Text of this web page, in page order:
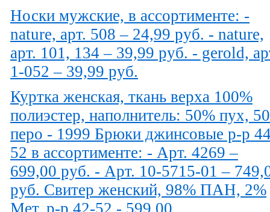
Носки мужские, в ассортименте: -
nature, арт. 508 – 24,99 руб. - nature,
арт. 101, 134 – 39,99 руб. - gerold,
1-052 – 39,99 руб.
Куртка женская, ткань верха 100%
полиэстер, наполнитель: 50% пух,
перо - 1999 Брюки джинсовые р-р
52 в ассортименте: - Арт. 4269 –
699,00 руб. - Арт. 10-5715-01 –
руб. Свитер женский, 98% ПАН, 2%
Мет, р-р 42-52 - 599,00